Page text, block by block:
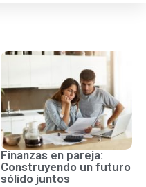
Finanzas en pareja:
Construyendo un futuro
sólido juntos